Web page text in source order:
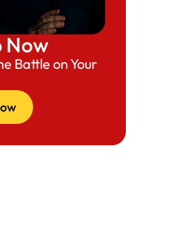
Now
Battle on Your